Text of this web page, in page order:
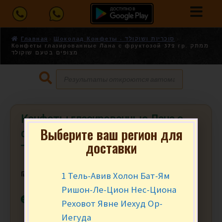
Главная
Шоколад Конфеты - סוכריות ושוקולד
Конфеты глазированные Лана с фруктозой 372 гр. ממתק
מצופים בטעם שוקולד
Конфеты глазированные Лана с
фруктозой 372 гр. ממתק מצופים
בטעם שוקולד
₪ 21.90 за уп.
В наличии
Выберите ваш регион для
доставки
1 Тель-Авив Холон Бат-Ям
Ришон-Ле-Цион Нес-Циона
Реховот Явне Иехуд Ор-
Иегуда